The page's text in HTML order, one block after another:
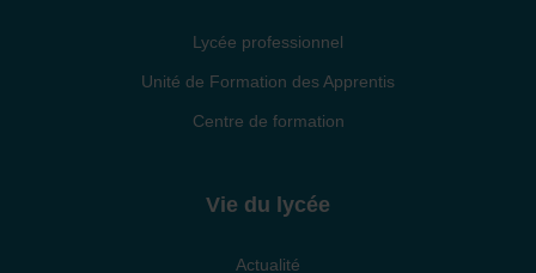
Lycée professionnel
Unité de Formation des Apprentis
Centre de formation
Vie du lycée
Actualité